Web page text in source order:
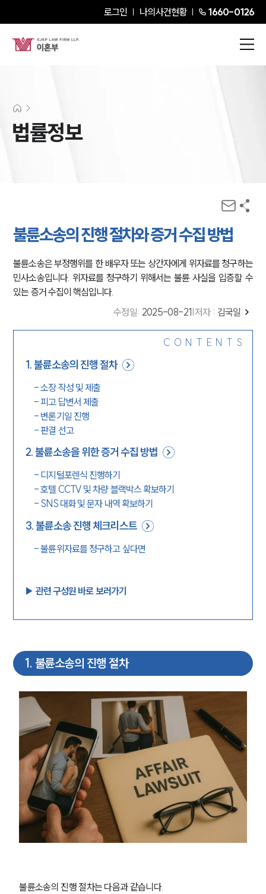
로그인 나의사건현황 1660-0126
법률정보
불륜소송의 진행 절차와 증거 수집 방법
불륜소송은 부정행위를 한 배우자 또는 상간자에게 위자료를 청구하는
민사소송입니다. 위자료를 청구하기 위해서는 불륜 사실을 입증할 수
있는 증거 수집이 핵심입니다.
수정일: 2025-08-21 저자 : 김국일
CONTENTS
1.불륜소송의 진행 절차
-소장 작성 및 제출
- 피고 답변서 제출
- 변론기일 진행
- 판결 선고
2.불륜소송을 위한 증거 수집 방법
- 디지털포렌식 진행하기
-호텔 CCTV 및 차량 블랙박스 확보하기
- SNS 대화 및 문자 내역 확보하기
3.불륜소송 진행 체크리스트
-불륜위자료를 청구하고 싶다면
▶︎ 관련 구성원 바로 보러가기
1. 불륜소송의 진행 절차
불륜소송의 진행 절차는 다음과 같습니다.